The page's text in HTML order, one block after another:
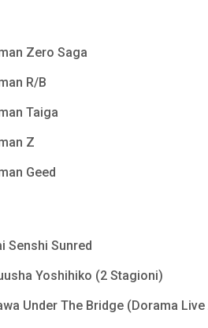
Zero Saga
R/B
Taiga
Z
Geed
Senshi Sunred
Yoshihiko (2 Stagioni)
Under The Bridge (Dorama